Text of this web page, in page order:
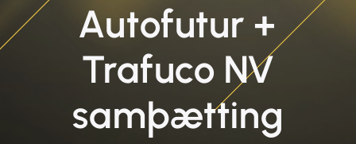
Autofutur +
Trafuco NV
samþætting